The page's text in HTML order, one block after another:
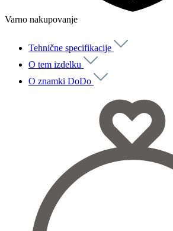
Varno nakupovanje
Tehnične specifikacije
O tem izdelku
O znamki DoDo